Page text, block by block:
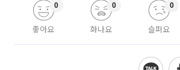
좋아요
0
화나요
0
슬퍼요
0